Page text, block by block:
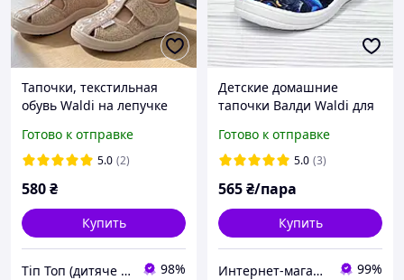
Тапочки, текстильная
обувь Waldi на лепучке
стелька кожаная с
супинатором Размеры: 24
Готово к отправке
5.0 (2)
580₴
Купить
Тіп Топ (дитяче взуття) 98%
Детские домашние
тапочки Валди Waldi для
синие
Готово к отправке
5.0 (3)
565₴/пара
Купить
Интернет-магазин "ELEGRANTIK" 99%